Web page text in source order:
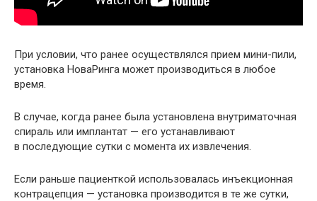
При условии, что ранее осуществлялся прием мини-пили,
установка НоваРинга может производиться в любое
время.
В случае, когда ранее была установлена внутриматочная
спираль или имплантат — его устанавливают
в последующие сутки с момента их извлечения.
Если раньше пациенткой использовалась инъекционная
контрацепция — установка производится в те же сутки,